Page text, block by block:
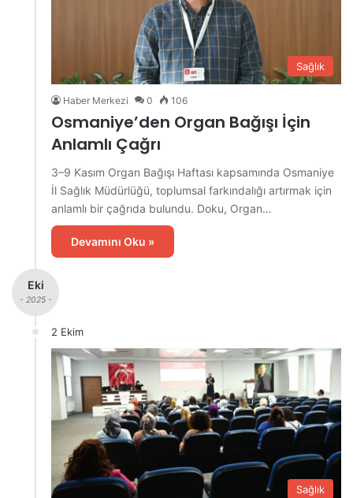
Sağlık
Haber Merkezi 0 106
Osmaniye’den Organ Bağışı İçin
Anlamlı Çağrı
3–9 Kasım Organ Bağışı Haftası kapsamında Osmaniye
İl Sağlık Müdürlüğü, toplumsal farkındalığı artırmak için
anlamlı bir çağrıda bulundu. Doku, Organ…
Devamını Oku »
Eki
- 2025 -
2 Ekim
Sağlık